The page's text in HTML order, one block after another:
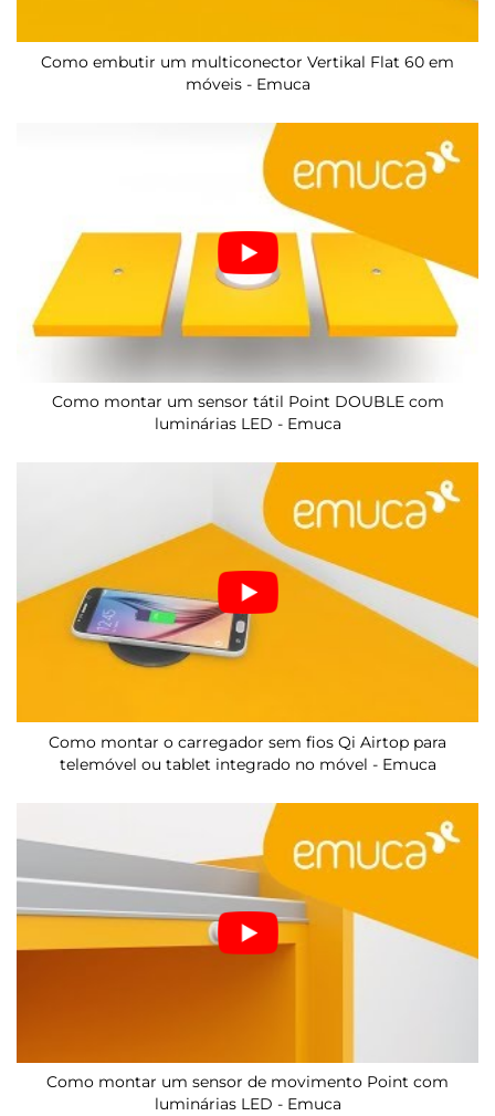
Como embutir um multiconector Vertikal Flat 60 em
móveis - Emuca
Como montar um sensor tátil Point DOUBLE com
luminárias LED - Emuca
Como montar o carregador sem fios Qi Airtop para
telemóvel ou tablet integrado no móvel - Emuca
Como montar um sensor de movimento Point com
luminárias LED - Emuca